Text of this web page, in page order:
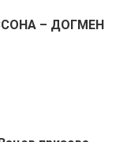
– ДОГМЕН